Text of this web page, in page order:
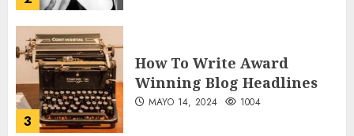
3
How Many of These Italian
Foods Have You Tried?